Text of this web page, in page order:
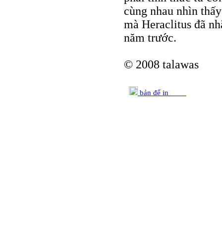
cùng nhau nhìn
mà Heraclitus đã
năm trước.
© 2008 talawas
bản để in